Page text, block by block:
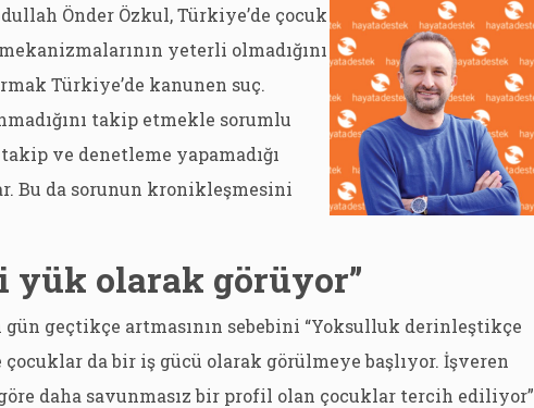
Önder Özkul, Türkiye’de çocuk
yeterli olmadığını
Türkiye’de kanunen suç.
takip etmekle sorumlu
ve denetleme yapamadığı
Bu da sorunun kronikleşmesini
yük olarak görüyor”
geçtikçe artmasının sebebini “Yoksulluk derinleştikçe
da bir iş gücü olarak görülmeye başlıyor. İşveren
daha savunmasız bir profil olan çocuklar tercih ediliyor”